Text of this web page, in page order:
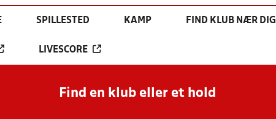
SPILLESTED KAMP FIND KLUB NÆR DIG
LIVESCORE
Find en klub eller et hold